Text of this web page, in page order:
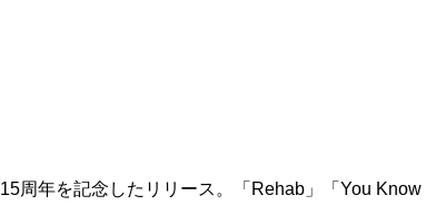
周年を記念したリリース。「Rehab」「You Know